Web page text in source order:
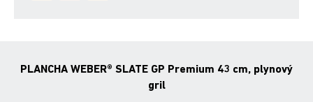
PLANCHA WEBER® SLATE GP Premium 43 cm, plynový
gril